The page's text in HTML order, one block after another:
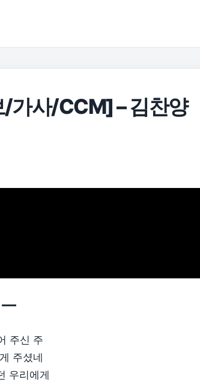
/가사/CCM] – 김찬양
—
주신 주
주셨네
우리에게